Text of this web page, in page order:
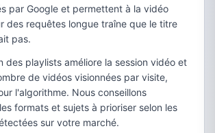
par Google et permettent à la vidéo
des requêtes longue traîne que le titre
pas.
des playlists améliore la session vidéo et
de vidéos visionnées par visite,
l'algorithme. Nous conseillons
formats et sujets à prioriser selon les
sur votre marché.